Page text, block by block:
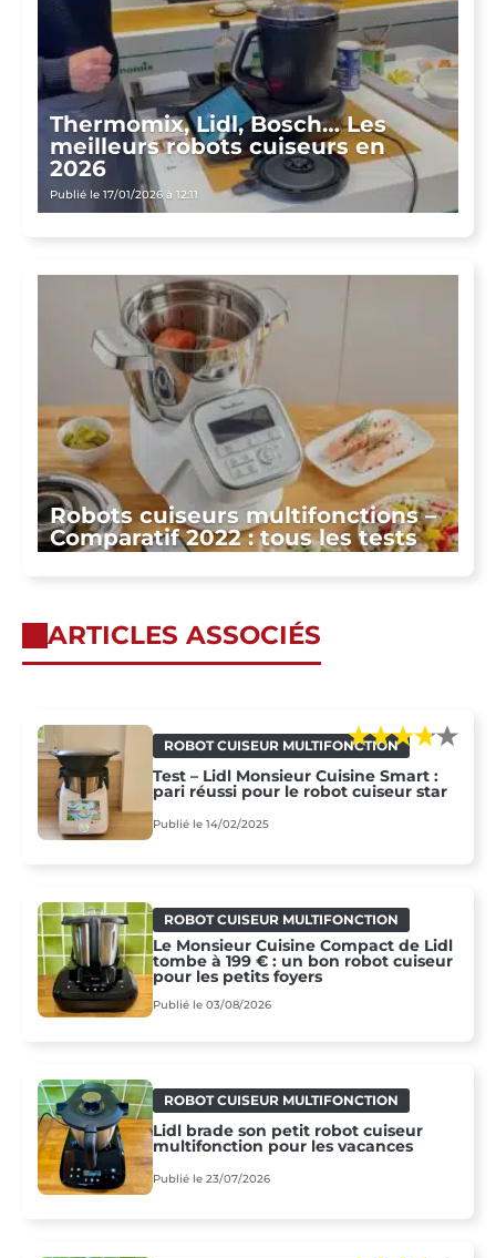
Thermomix, Lidl, Bosch… Les
meilleurs robots cuiseurs en
2026
Publié le 17/01/2026 à 12:11
Robots cuiseurs multifonctions –
Comparatif 2022 : tous les tests
ARTICLES ASSOCIÉS
ROBOT CUISEUR MULTIFONCTION
Test – Lidl Monsieur Cuisine Smart :
pari réussi pour le robot cuiseur star
Publié le 14/02/2025
ROBOT CUISEUR MULTIFONCTION
Le Monsieur Cuisine Compact de Lidl
tombe à 199 € : un bon robot cuiseur
pour les petits foyers
Publié le 03/08/2026
ROBOT CUISEUR MULTIFONCTION
Lidl brade son petit robot cuiseur
multifonction pour les vacances
Publié le 23/07/2026